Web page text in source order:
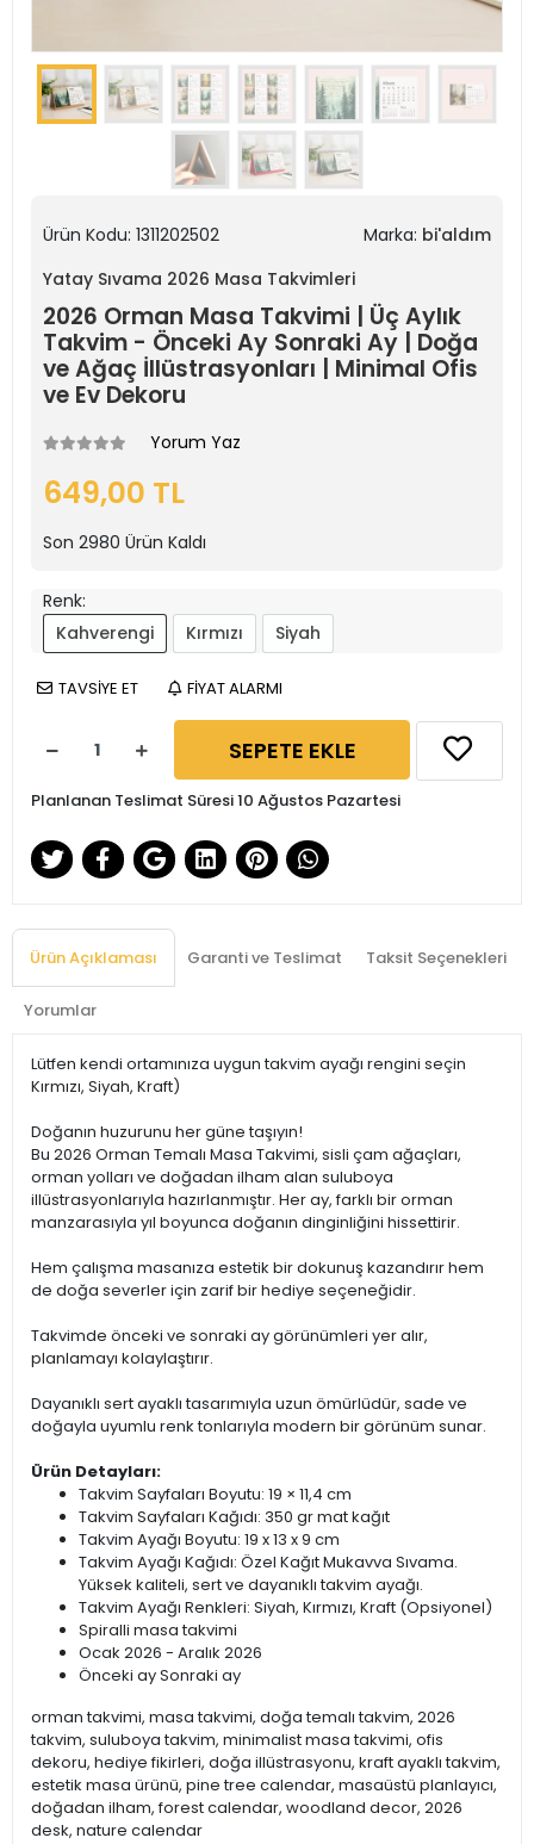
Ürün Kodu: 1311202502 Marka: bi'aldım
Yatay Sıvama 2026 Masa Takvimleri
2026 Orman Masa Takvimi | Üç Aylık
Takvim - Önceki Ay Sonraki Ay | Doğa
ve Ağaç İllüstrasyonları | Minimal Ofis
ve Ev Dekoru
Yorum Yaz
649,00 TL
Son 2980 Ürün Kaldı
Renk:
Kahverengi
Kırmızı Siyah
TAVSİYE ET FİYAT ALARMI
SEPETE EKLE
Planlanan Teslimat Süresi 10 Ağustos Pazartesi
Ürün Açıklaması Garanti ve Teslimat Taksit Seçenekleri
Yorumlar
Lütfen kendi ortamınıza uygun takvim ayağı rengini seçin
Kırmızı, Siyah, Kraft)
Doğanın huzurunu her güne taşıyın!
Bu 2026 Orman Temalı Masa Takvimi, sisli çam ağaçları,
orman yolları ve doğadan ilham alan suluboya
illüstrasyonlarıyla hazırlanmıştır. Her ay, farklı bir orman
manzarasıyla yıl boyunca doğanın dinginliğini hissettirir.
Hem çalışma masanıza estetik bir dokunuş kazandırır hem
de doğa severler için zarif bir hediye seçeneğidir.
Takvimde önceki ve sonraki ay görünümleri yer alır,
planlamayı kolaylaştırır.
Dayanıklı sert ayaklı tasarımıyla uzun ömürlüdür, sade ve
doğayla uyumlu renk tonlarıyla modern bir görünüm sunar.
Ürün Detayları:
Takvim Sayfaları Boyutu: 19 × 11,4 cm
Takvim Sayfaları Kağıdı: 350 gr mat kağıt
Takvim Ayağı Boyutu: 19 x 13 x 9 cm
Takvim Ayağı Kağıdı: Özel Kağıt Mukavva Sıvama.
Yüksek kaliteli, sert ve dayanıklı takvim ayağı.
Takvim Ayağı Renkleri: Siyah, Kırmızı, Kraft (Opsiyonel)
Spiralli masa takvimi
Ocak 2026 - Aralık 2026
Önceki ay Sonraki ay
orman takvimi, masa takvimi, doğa temalı takvim, 2026
takvim, suluboya takvim, minimalist masa takvimi, ofis
dekoru, hediye fikirleri, doğa illüstrasyonu, kraft ayaklı takvim,
estetik masa ürünü, pine tree calendar, masaüstü planlayıcı,
doğadan ilham, forest calendar, woodland decor, 2026
desk, nature calendar